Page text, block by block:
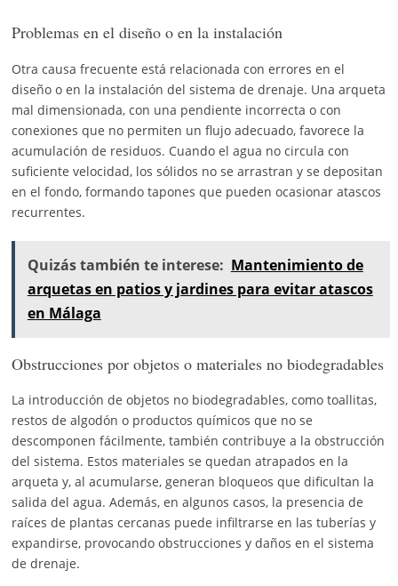
Problemas en el diseño o en la instalación
Otra causa frecuente está relacionada con errores en el
diseño o en la instalación del sistema de drenaje. Una arqueta
mal dimensionada, con una pendiente incorrecta o con
conexiones que no permiten un flujo adecuado, favorece la
acumulación de residuos. Cuando el agua no circula con
suficiente velocidad, los sólidos no se arrastran y se depositan
en el fondo, formando tapones que pueden ocasionar atascos
recurrentes.
Quizás también te interese: Mantenimiento de
arquetas en patios y jardines para evitar atascos
en Málaga
Obstrucciones por objetos o materiales no biodegradables
La introducción de objetos no biodegradables, como toallitas,
restos de algodón o productos químicos que no se
descomponen fácilmente, también contribuye a la obstrucción
del sistema. Estos materiales se quedan atrapados en la
arqueta y, al acumularse, generan bloqueos que dificultan la
salida del agua. Además, en algunos casos, la presencia de
raíces de plantas cercanas puede infiltrarse en las tuberías y
expandirse, provocando obstrucciones y daños en el sistema
de drenaje.